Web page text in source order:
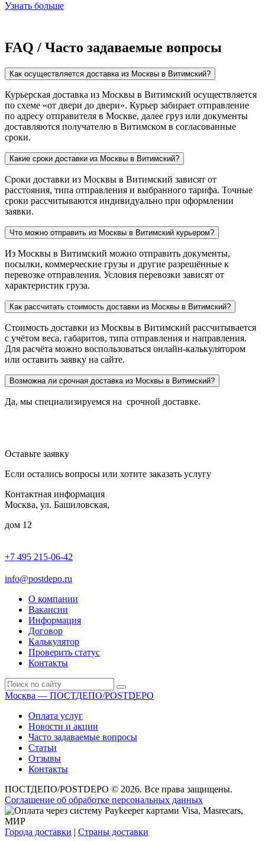
Узнать больше
FAQ / Часто задаваемые вопросы
Как осуществляется доставка из Москвы в Витимский?
Курьерская доставка из Москвы в Витимский осуществляется
по схеме «от двери до двери». Курьер забирает отправление
по адресу отправителя в Москве, далее груз или документы
доставляются получателю в Витимском в согласованные
сроки.
Какие сроки доставки из Москвы в Витимский?
Сроки доставки из Москвы в Витимский зависят от
расстояния, типа отправления и выбранного тарифа. Точные
сроки рассчитываются индивидуально при оформлении
заявки.
Что можно отправить из Москвы в Витимский курьером?
Из Москвы в Витимский можно отправить документы,
посылки, коммерческие грузы и другие разрешённые к
перевозке отправления. Условия перевозки зависят от
характеристик груза.
Как рассчитать стоимость доставки из Москвы в Витимский?
Стоимость доставки из Москвы в Витимский рассчитывается
с учётом веса, габаритов, типа отправления и направления.
Для расчёта можно воспользоваться онлайн-калькулятором
или оставить заявку на сайте.
Возможна ли срочная доставка из Москвы в Витимский?
Да, мы специализируемся на срочной доставке.
Оставьте заявку
Если остались вопросы или хотите заказать услугу
Контактная информация
Москва, ул. Башиловская,
дом 12
+7 495 215-06-42
info@postdepo.ru
О компании
Вакансии
Информация
Договор
Калькулятор
Проверить статус
Контакты
Москва — ПОСТДЕПО/POSTDEPO
Оплата услуг
Новости и акции
Часто задаваемые вопросы
Статьи
Отзывы
Контакты
ПОСТДЕПО/POSTDEPO © 2026. Все права защищены.
Соглашение об обработке персональных данных
Города доставки | Страны доставки